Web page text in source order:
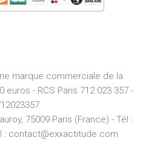
marque commerciale de la
euros - RCS Paris 712 023 357 -
75009 Paris (France) - Tél :
: contact@exxactitude.com